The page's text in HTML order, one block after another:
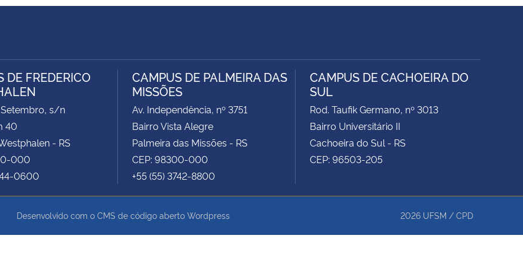
DE FREDERICO
Setembro, s/n
40
- RS
000
0600
CAMPUS DE PALMEIRA DAS
MISSÕES
Av. Independência, nº 3751
Bairro Vista Alegre
Palmeira das Missões - RS
CEP: 98300-000
+55 (55) 3742-8800
CAMPUS DE CACHOEIRA DO
SUL
Rod. Taufik Germano, nº 3013
Bairro Universitário II
Cachoeira do Sul - RS
CEP: 96503-205
Desenvolvido com o CMS de código aberto Wordpress 2026 UFSM / CPD